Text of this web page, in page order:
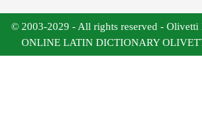
© 2003-2029 - All rights reserved - Olivetti
ONLINE LATIN DICTIONARY